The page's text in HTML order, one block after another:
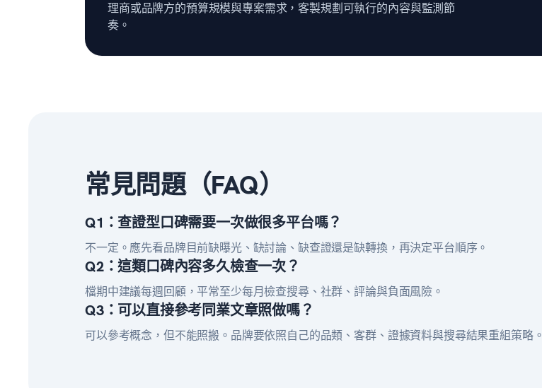
理商或品牌方的預算規模與專案需求，客製規劃可執行的內容與監測節
奏。
常見問題（FAQ）
Q1：查證型口碑需要一次做很多平台嗎？
不一定。應先看品牌目前缺曝光、缺討論、缺查證還是缺轉換，再決定平台順序。
Q2：這類口碑內容多久檢查一次？
檔期中建議每週回顧，平常至少每月檢查搜尋、社群、評論與負面風險。
Q3：可以直接參考同業文章照做嗎？
可以參考概念，但不能照搬。品牌要依照自己的品類、客群、證據資料與搜尋結果重組策略。